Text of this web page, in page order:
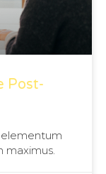
Post-
elementum
maximus.